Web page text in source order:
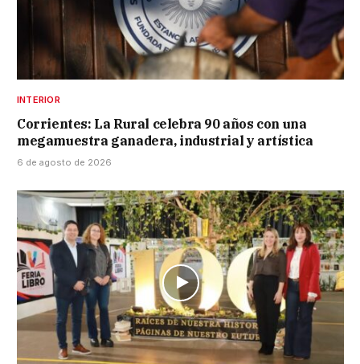
INTERIOR
Corrientes: La Rural celebra 90 años con una
megamuestra ganadera, industrial y artística
6 de agosto de 2026